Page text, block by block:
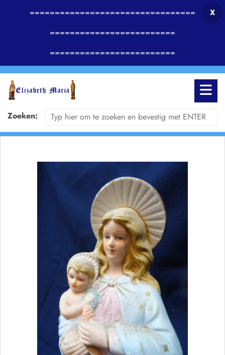
=================================
=========================
=========================
X
Zoeken: